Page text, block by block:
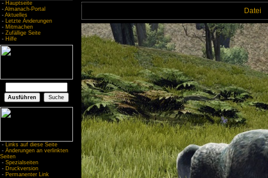
- Hauptseite
- Almanach-Portal
- Aktuelles
- Letzte Änderungen
- Mitmachen
- Zufällige Seite
- Hilfe
- Links auf diese Seite
- Änderungen an verlinkten
Seiten
- Spezialseiten
- Druckversion
- Permanenter Link
Datei